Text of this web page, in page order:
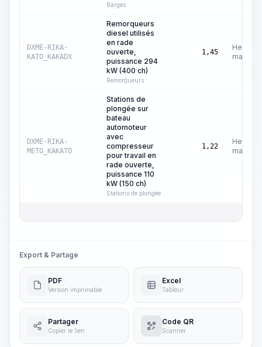
Barges
DXME-RIKA-
KATO_KAKADX
Remorqueurs
diesel utilisés
en rade
ouverte,
puissance 294
kW (400 ch)
Remorqueurs
1,45
Heures
machine
DXME-RIKA-
METO_KAKATO
Stations de
plongée sur
bateau
automoteur
avec
compresseur
pour travail en
rade ouverte,
puissance 110
kW (150 ch)
Stations de plongée
1,22
Heures
machine
Export & Partage
PDF
Version imprimable
Excel
Tableur
Partager
Copier le lien
Code QR
Scanner